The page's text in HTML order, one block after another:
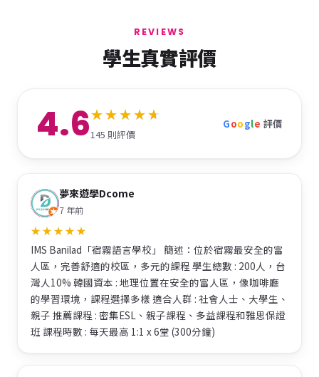
REVIEWS
學生真實評價
4.6145 則評價
Google 評價
夢來遊學Dcome
7 年前
IMS Banilad「宿霧語言學校」 簡述：位於宿霧最安全的富
人區，完善舒適的校區，多元的課程 學生總數 : 200人，台
灣人10% 韓國資本 : 地理位置在安全的富人區，像咖啡廳
的學習環境，課程選擇多樣 適合人群 : 社會人士、大學生、
親子 推薦課程 : 密集ESL、親子課程、多益課程和雅思保證
班 課程時數 : 每天最高 1:1 x 6堂 (300分鐘)